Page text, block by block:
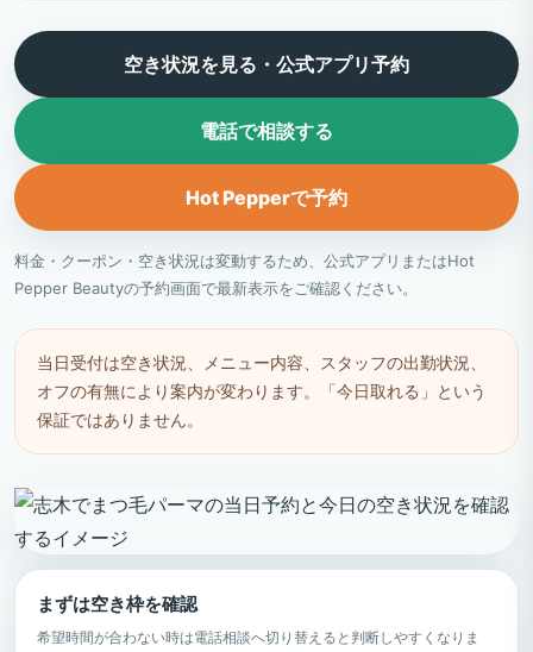
空き状況を見る・公式アプリ予約
電話で相談する
Hot Pepperで予約
料金・クーポン・空き状況は変動するため、公式アプリまたはHot
Pepper Beautyの予約画面で最新表示をご確認ください。
当日受付は空き状況、メニュー内容、スタッフの出勤状況、
オフの有無により案内が変わります。「今日取れる」という
保証ではありません。
まずは空き枠を確認
希望時間が合わない時は電話相談へ切り替えると判断しやすくなりま